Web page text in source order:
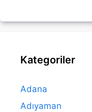
Kategoriler
Adana
Adıyaman